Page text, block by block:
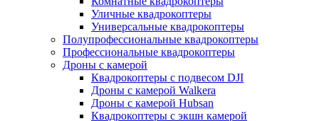
Уличные квадрокоптеры
Универсальные квадрокоптеры
Полупрофессиональные квадрокоптеры
Профессиональные квадрокоптеры
Дроны с камерой
Квадрокоптеры с подвесом DJI
Дроны с камерой Walkera
Дроны с камерой Hubsan
Квадрокоптеры с экшн камерой